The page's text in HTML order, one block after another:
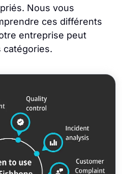
Nous vous
ces différents
entreprise peut
catégories.